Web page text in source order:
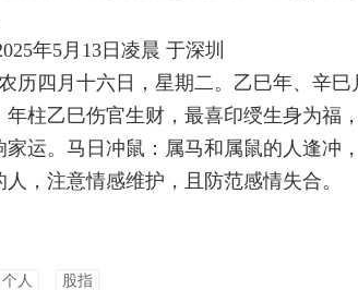
5月13日凌晨 于深圳
历四月十六日，星期二。乙巳年、辛
柱乙巳伤官生财，最喜印绶生身为福
运。马日冲鼠：属马和属鼠的人逢冲
，注意情感维护，且防范感情失合。
个人 股指